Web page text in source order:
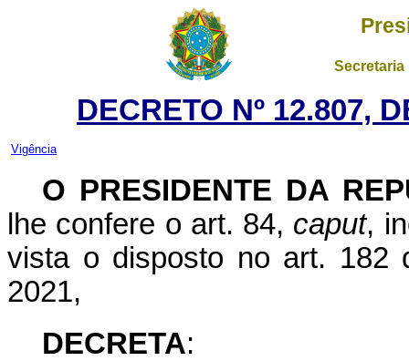
DECRETO Nº 12.807,
Vigência
O PRESIDENTE DA
lhe confere o art. 84, caput,
vista o disposto no art. 182
2021,
DECRETA: